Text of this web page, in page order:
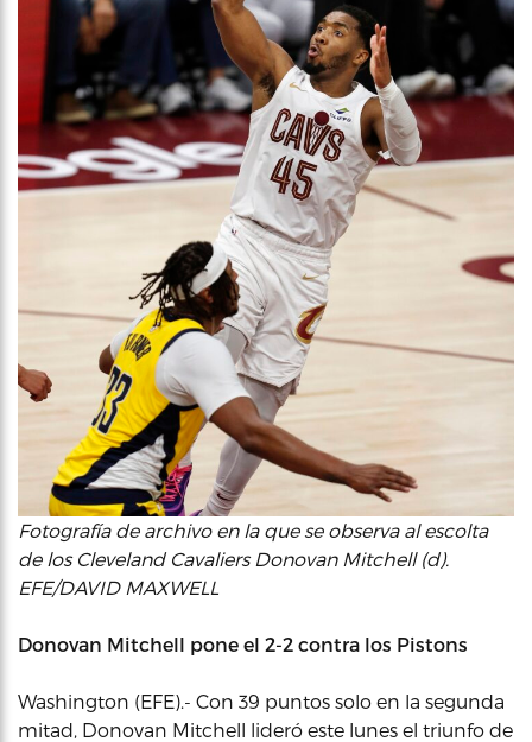
Fotografía de archivo en la que se observa al escolta
de los Cleveland Cavaliers Donovan Mitchell (d).
EFE/DAVID MAXWELL
Donovan Mitchell pone el 2-2 contra los Pistons
Washington (EFE).- Con 39 puntos solo en la segunda
mitad, Donovan Mitchell lideró este lunes el triunfo de